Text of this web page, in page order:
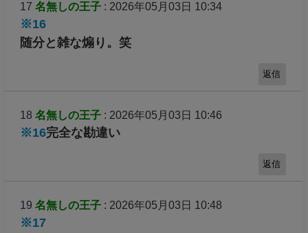
17 名無しの王子: 2026年05月03日 10:34
※16
随分と雑な煽り。笑
返信
18 名無しの王子: 2026年05月03日 10:46
※16完全な勘違い
返信
19 名無しの王子: 2026年05月03日 10:48
※17